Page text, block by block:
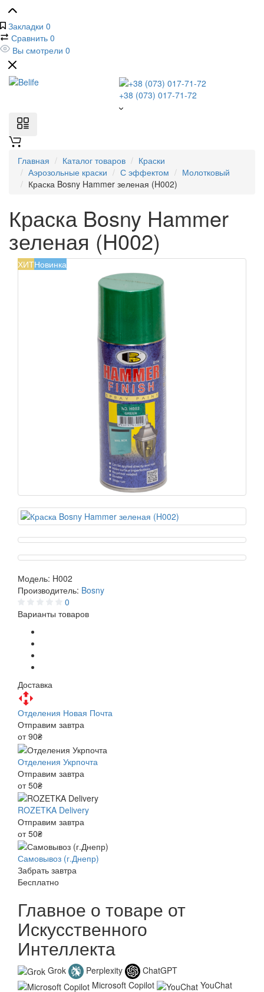
Закладки 0
Сравнить 0
Вы смотрели 0
+38 (073) 017-71-72
Главная Каталог товаров
Краски
Аэрозольные краски
С эффектом
Молотковый
Краска Bosny Hammer зеленая (H002)
Краска Bosny Hammer
зеленая (H002)
ХИТНовинка
Модель: H002
Производитель: Bosny
0
Варианты товаров
Доставка
Отделения Новая Почта
Отправим завтра
от 90₴
Отделения Укрпочта
Отправим завтра
от 50₴
ROZETKA Delivery
Отправим завтра
от 50₴
Самовывоз (г.Днепр)
Забрать завтра
Бесплатно
Главное о товаре от
Искусственного
Интеллекта
Grok Perplexity
ChatGPT
Microsoft Copilot
YouChat